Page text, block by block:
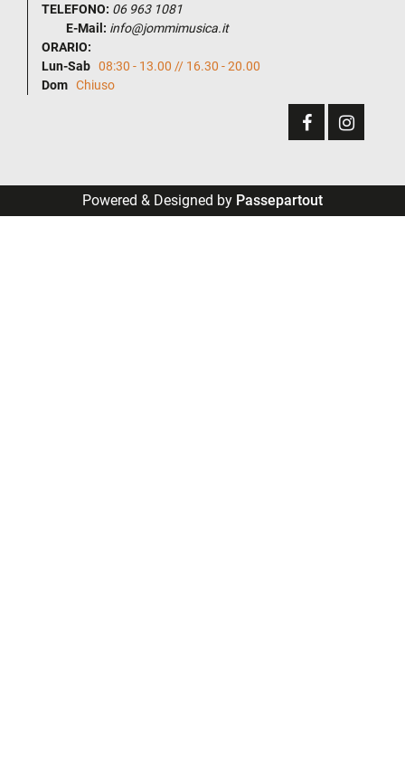
TELEFONO: 06 963 1081
E-Mail: info@jommimusica.it
ORARIO:
Lun-Sab 08:30 - 13.00 // 16.30 - 20.00
Dom Chiuso
Powered & Designed by Passepartout